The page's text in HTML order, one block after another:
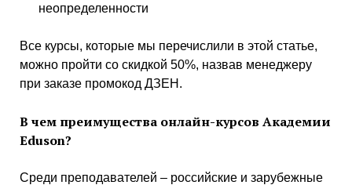
неопределенности
Все курсы, которые мы перечислили в этой статье,
можно пройти со скидкой 50%, назвав менеджеру
при заказе промокод ДЗЕН.
В чем преимущества онлайн-курсов Академии
Eduson?
Среди преподавателей – российские и зарубежные